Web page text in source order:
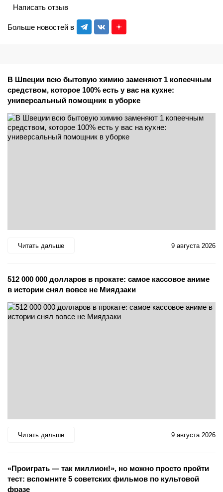
Больше новостей в
Написать отзыв
В Швеции всю бытовую химию заменяют 1 копеечным
средством, которое 100% есть у вас на кухне:
универсальный помощник в уборке
Читать дальше 9 августа 2026
512 000 000 долларов в прокате: самое кассовое аниме
в истории снял вовсе не Миядзаки
Читать дальше 9 августа 2026
«Проиграть — так миллион!», но можно просто пройти
тест: вспомните 5 советских фильмов по культовой
фразе